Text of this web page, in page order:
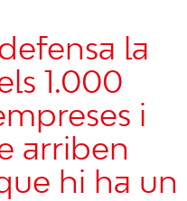
la
1.000
i
arriben
hi ha un